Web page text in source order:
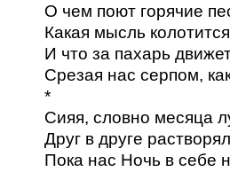
О чем поют горячие
Какая мысль
И что за пахарь
Срезая нас серпом,
*
Сияя, словно месяца
Друг в друге
Пока нас Ночь в себе